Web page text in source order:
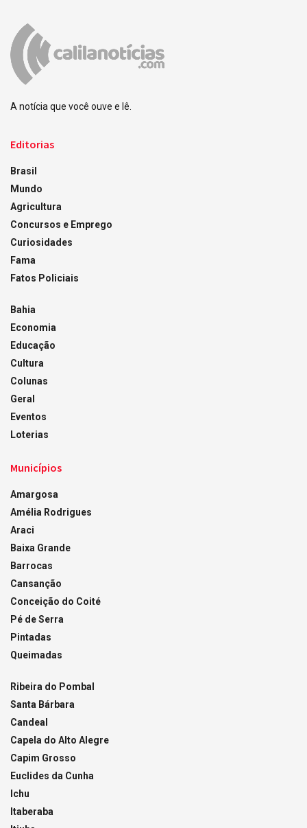
A notícia que você ouve e lê.
Editorias
Brasil
Mundo
Agricultura
Concursos e Emprego
Curiosidades
Fama
Fatos Policiais
Bahia
Economia
Educação
Cultura
Colunas
Geral
Eventos
Loterias
Municípios
Amargosa
Amélia Rodrigues
Araci
Baixa Grande
Barrocas
Cansanção
Conceição do Coité
Pé de Serra
Pintadas
Queimadas
Ribeira do Pombal
Santa Bárbara
Candeal
Capela do Alto Alegre
Capim Grosso
Euclides da Cunha
Ichu
Itaberaba